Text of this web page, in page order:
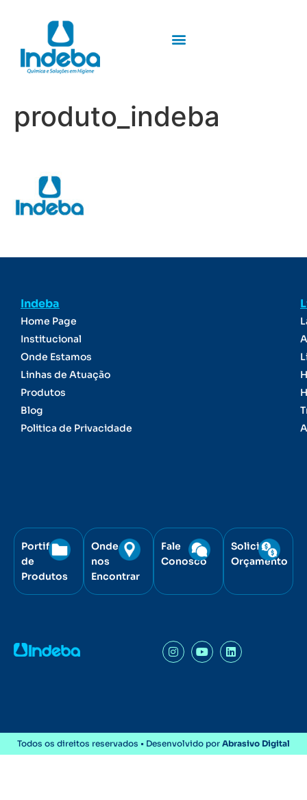
produto_indeba
Indeba
Home Page
Institucional
Onde Estamos
Linhas de Atuação
Produtos
Blog
Politica de Privacidade
Portifólio
de
Produtos
Onde
nos
Encontrar
Fale
Conosco
Solicite
Orçamento
Todos os direitos reservados • Desenvolvido por Abrasivo Digital